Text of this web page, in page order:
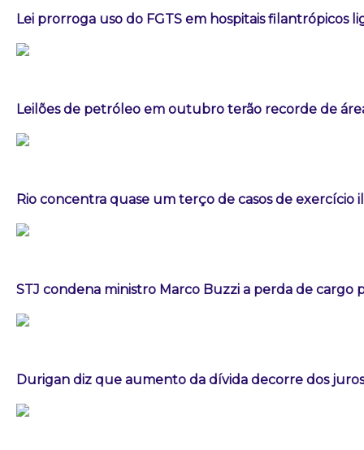
Lei prorroga uso do FGTS em hospitais filantrópicos
Leilões de petróleo em outubro terão recorde de
Rio concentra quase um terço de casos de exercício
STJ condena ministro Marco Buzzi a perda de cargo
Durigan diz que aumento da dívida decorre dos